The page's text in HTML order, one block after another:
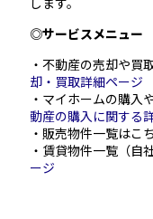
◎サービスメニュー
・不動産の売却や買
却・買取詳細ページ
・マイホームの購入
動産の購入に関する
・販売物件一覧はこ
・賃貸物件一覧（自
ージ